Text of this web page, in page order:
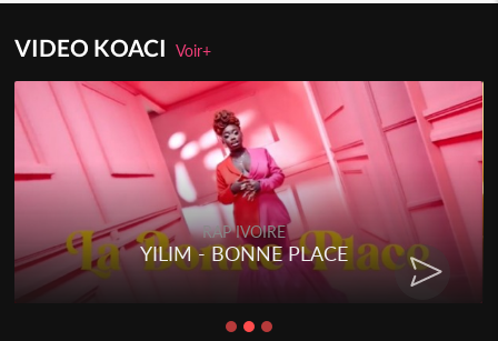
VIDEO KOACIVoir+
RAP IVOIRE
YILIM - BONNE PLACE